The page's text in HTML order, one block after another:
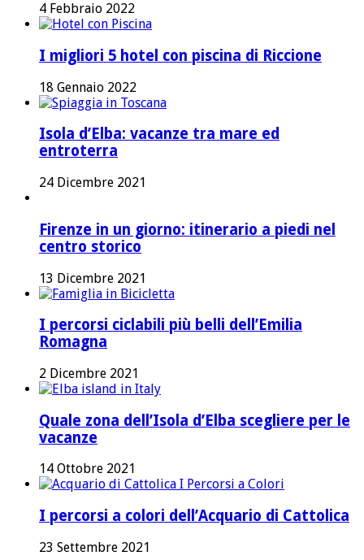
4 Febbraio 2022
I migliori 5 hotel con piscina di Riccione
18 Gennaio 2022
Isola d’Elba: vacanze tra mare ed
entroterra
24 Dicembre 2021
Firenze in un giorno: itinerario a piedi nel
centro storico
13 Dicembre 2021
I percorsi ciclabili più belli dell’Emilia
Romagna
2 Dicembre 2021
Quale zona dell’Isola d’Elba scegliere per le
vacanze
14 Ottobre 2021
I percorsi a colori dell’Acquario di Cattolica
23 Settembre 2021